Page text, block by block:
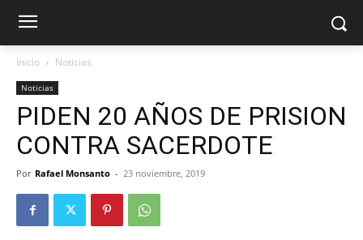
Inicio Noticias
Noticias
PIDEN 20 AÑOS DE PRISION
CONTRA SACERDOTE
Por Rafael Monsanto - 23 noviembre, 2019